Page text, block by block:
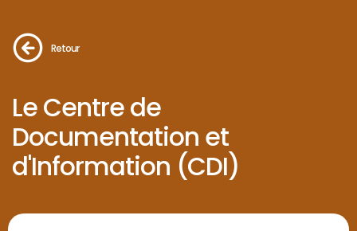
Retour
Le Centre de
Documentation et
d'Information (CDI)